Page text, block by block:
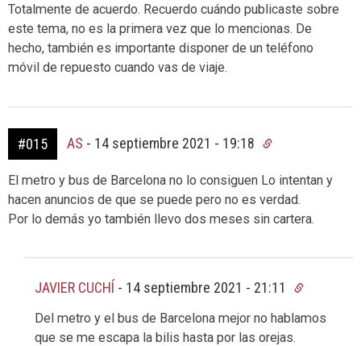
Totalmente de acuerdo. Recuerdo cuándo publicaste sobre
este tema, no es la primera vez que lo mencionas. De
hecho, también es importante disponer de un teléfono
móvil de repuesto cuando vas de viaje.
#015 AS - 14 septiembre 2021 - 19:18
El metro y bus de Barcelona no lo consiguen Lo intentan y
hacen anuncios de que se puede pero no es verdad.
Por lo demás yo también llevo dos meses sin cartera.
JAVIER CUCHÍ - 14 septiembre 2021 - 21:11
Del metro y el bus de Barcelona mejor no hablamos
que se me escapa la bilis hasta por las orejas.